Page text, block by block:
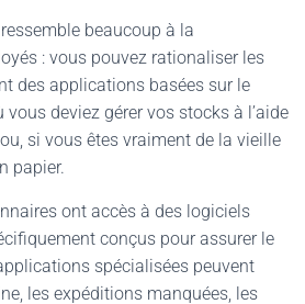
beaucoup à la
: vous pouvez rationaliser les
des applications basées sur le
deviez gérer vos stocks à l’aide
si vous êtes vraiment de la vieille
papier.
ont accès à des logiciels
conçus pour assurer le
spécialisées peuvent
les expéditions manquées, les